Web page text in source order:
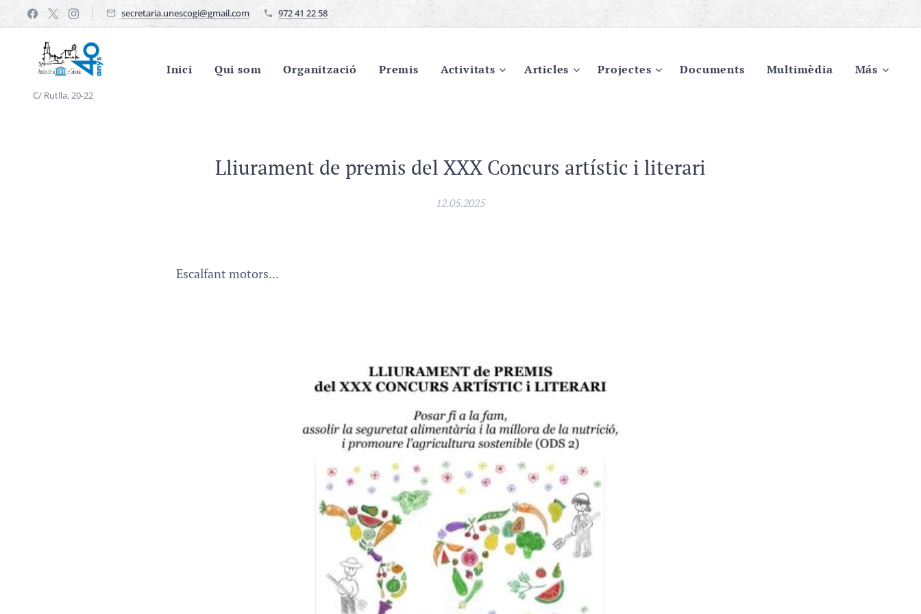
secretaria.unescogi@gmail.com 972 41 22 58
C/ Rutlla, 20-22
Inici Qui som Organització Premis Activitats Articles Projectes Documents Multimèdia Más
Lliurament de premis del XXX Concurs artístic i literari
12.05.2025
Escalfant motors...